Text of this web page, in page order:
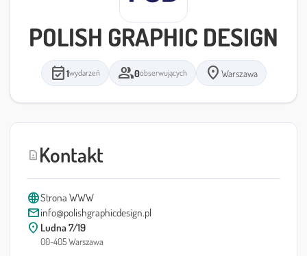
POLISH GRAPHIC DESIGN
event_available1wydarzeń group0obserwujących location_on Warszawa
contact_page Kontakt
languageStrona WWW
mailinfo@polishgraphicdesign.pl
location_on Ludna 7/19
00-405 Warszawa